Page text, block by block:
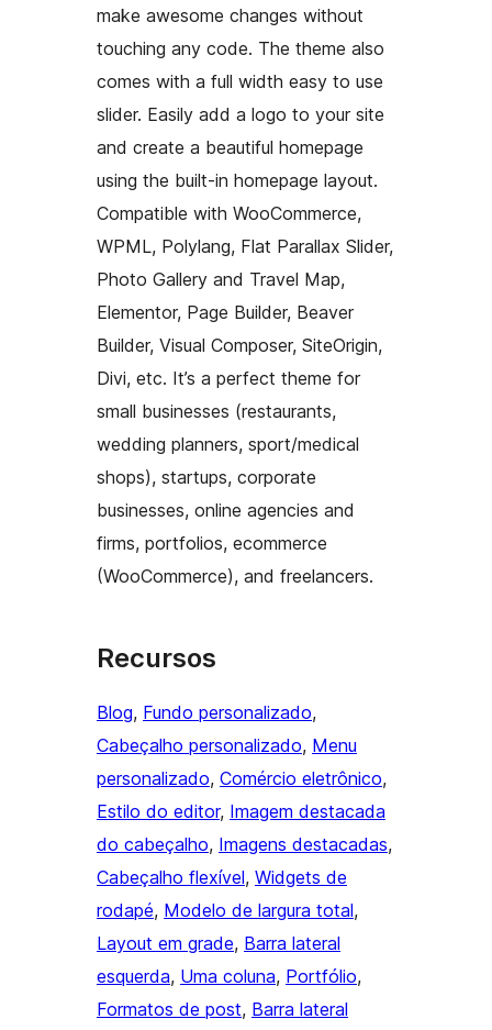
make awesome changes without
touching any code. The theme also
comes with a full width easy to use
slider. Easily add a logo to your site
and create a beautiful homepage
using the built-in homepage layout.
Compatible with WooCommerce,
WPML, Polylang, Flat Parallax Slider,
Photo Gallery and Travel Map,
Elementor, Page Builder, Beaver
Builder, Visual Composer, SiteOrigin,
Divi, etc. It’s a perfect theme for
small businesses (restaurants,
wedding planners, sport/medical
shops), startups, corporate
businesses, online agencies and
firms, portfolios, ecommerce
(WooCommerce), and freelancers.
Recursos
Blog, Fundo personalizado
Cabeçalho personalizado, Menu
personalizado, Comércio eletrônico
Estilo do editor, Imagem destacada
do cabeçalho, Imagens destacadas
Cabeçalho flexível, Widgets de
rodapé, Modelo de largura total
Layout em grade, Barra lateral
esquerda, Uma coluna, Portfólio
Formatos de post, Barra lateral